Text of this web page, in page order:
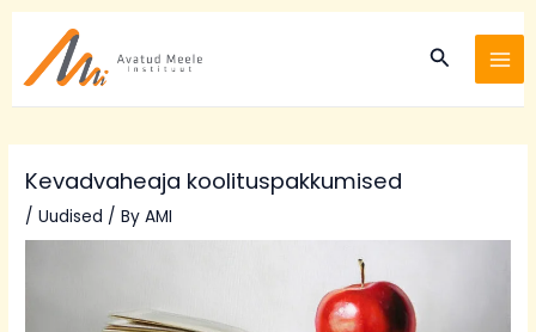
content
Search
Kevadvaheaja koolituspakkumised
/Uudised / ByAMI
navigation